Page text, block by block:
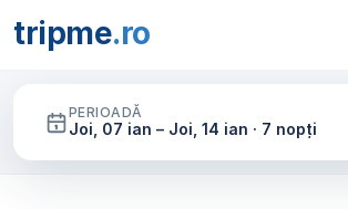
tripme.ro
PERIOADĂ
Joi, 07 ian – Joi, 14 ian · 7 nopți